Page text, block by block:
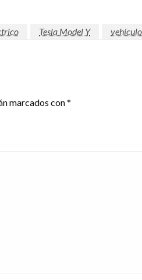
Tesla Model Y
marcados con*